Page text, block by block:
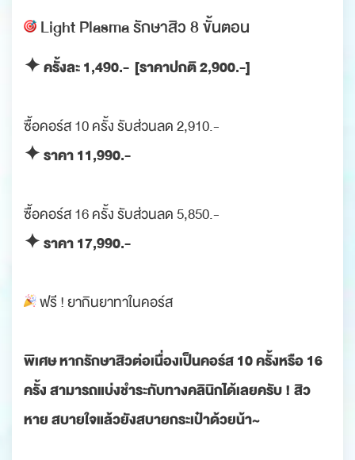
Light Plasma รักษาสิว 8 ขั้นตอน
✦ ครั้งละ 1,490.- [ราคาปกติ 2,900.-]
ซื้อคอร์ส 10 ครั้ง รับส่วนลด 2,910.-
✦ ราคา 11,990.-
ซื้อคอร์ส 16 ครั้ง รับส่วนลด 5,850.-
✦ ราคา 17,990.-
ฟรี ! ยากินยาทาในคอร์ส
พิเศษหากรักษาสิวต่อเนื่องเป็นคอร์ส 10 ครั้งหรือ 16
ครั้ง สามารถแบ่งชำระกับทางคลินิกได้เลยครับ ! สิว
หาย สบายใจแล้วยังสบายกระเป๋าด้วยน้า~